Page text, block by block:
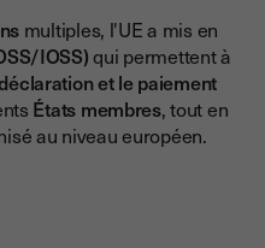
multiples, l'UE a mis en
IOSS)qui permettent à
et le paiement
États membres, tout en
au niveau européen.